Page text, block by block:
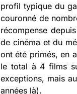
profil typique du
couronné de
récompense
de cinéma et du
ont été primés, en
le total à 4 films
exceptions, mais
années là).